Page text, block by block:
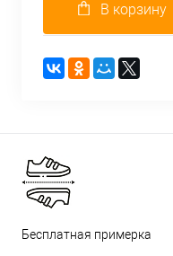
В корзину
Бесплатная примерка